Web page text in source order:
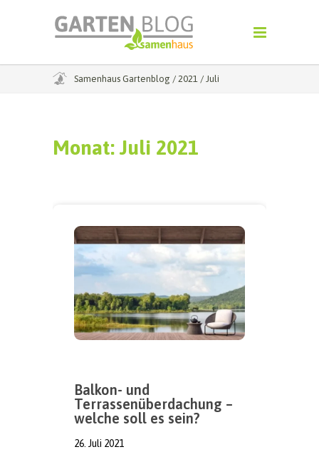
Samenhaus Gartenblog / 2021 / Juli
Monat: Juli 2021
Balkon- und
Terrassenüberdachung –
welche soll es sein?
26. Juli 2021